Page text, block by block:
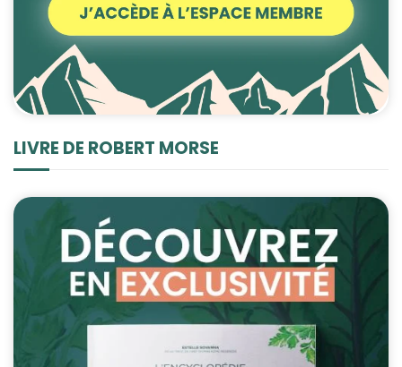
LIVRE DE ROBERT MORSE